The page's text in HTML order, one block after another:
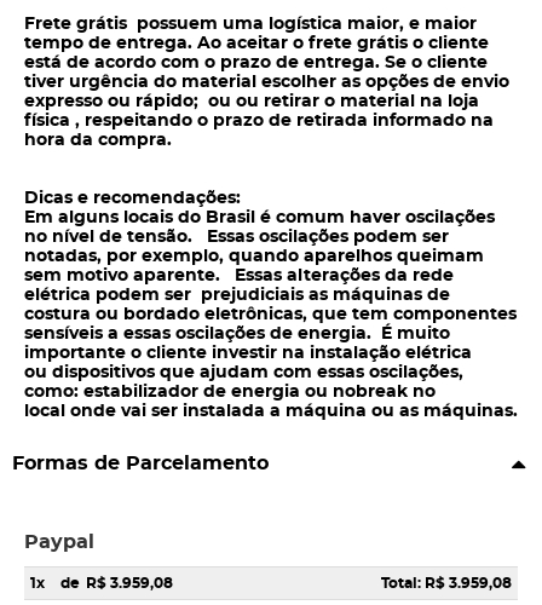
Frete grátis possuem uma logística maior, e maior
tempo de entrega. Ao aceitar o frete grátis o cliente
está de acordo com o prazo de entrega. Se o cliente
tiver urgência do material escolher as opções de envio
expresso ou rápido; ou ou retirar o material na loja
física , respeitando o prazo de retirada informado na
hora da compra.
Dicas e recomendações:
Em alguns locais do Brasil é comum haver oscilações
no nível de tensão. Essas oscilações podem ser
notadas, por exemplo, quando aparelhos queimam
sem motivo aparente. Essas alterações da rede
elétrica podem ser prejudiciais as máquinas de
costura ou bordado eletrônicas, que tem componentes
sensíveis a essas oscilações de energia. É muito
importante o cliente investir na instalação elétrica
ou dispositivos que ajudam com essas oscilações,
como: estabilizador de energia ou nobreak no
local onde vai ser instalada a máquina ou as máquinas.
Formas de Parcelamento
Paypal
1x de R$ 3.959,08 Total: R$ 3.959,08